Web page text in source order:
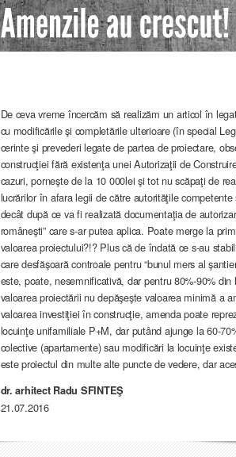
De ceva vreme încercăm să realizăm un articol în
cu modificările şi completările ulterioare (în special
cerinte şi prevederi legate de partea de proiectare,
construcţiei fără existenţa unei Autorizaţii de
cazuri, porneşte de la 10 000lei şi tot nu scăpaţi de
lucrărilor în afara legii de către autorităţile
decât după ce va fi realizată documentaţia de
româneşti” care s-ar putea aplica. Poate merge la
valoarea proiectului?!? Plus că de îndată ce s-au
care desfăşoară controale pentru “bunul mers al
este, poate, nesemnificativă, dar pentru 80%-90%
valoarea proiectării nu depăşeşte valoarea minimă a
valoarea investiţiei în construcţie, amenda poate
locuinţe unifamiliale P+M, dar putând ajunge la 60-
colective (apartamente) sau modificări la locuinţe
este proiectul din multe alte puncte de vedere, dar
dr. arhitect Radu SFINTEŞ
21.07.2016